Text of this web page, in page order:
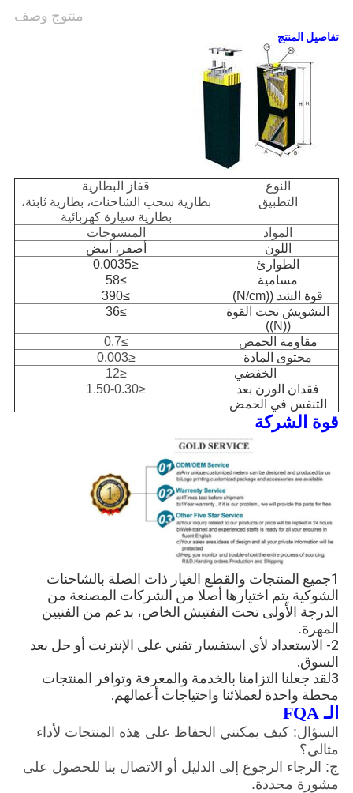
منتوج وصف
تفاصيل المنتج
النوع
قفاز البطارية
التطبيق
بطارية سحب الشاحنات، بطارية ثابتة،
بطارية سيارة كهربائية
المواد
المنسوجات
اللون
أصفر، أبيض
الطوارئ
≤0.0035
مسامية
≥58
قوة الشد ((N/cm)
≥390
التشويش تحت القوة
((N))
≥36
مقاومة الحمض
≥0.7
محتوى المادة
≤0.003
≤12
فقدان الوزن بعد
التنفس في الحمض
≤1.50-0.30
قوة الشركة
1جميع المنتجات والقطع الغيار ذات الصلة بالشاحنات
الشوكية يتم اختيارها أصلا من الشركات المصنعة من
الدرجة الأولى تحت التفتيش الخاص، بدعم من الفنيين
المهرة.
2- الاستعداد لأي استفسار تقني على الإنترنت أو حل بعد
السوق.
3لقد جعلنا التزامنا بالخدمة والمعرفة وتوافر المنتجات
محطة واحدة لعملائنا واحتياجات أعمالهم.
الـ FQA
السؤال: كيف يمكنني الحفاظ على هذه المنتجات لأداء
مثالي؟
ج: الرجاء الرجوع إلى الدليل أو الاتصال بنا للحصول على
مشورة محددة.